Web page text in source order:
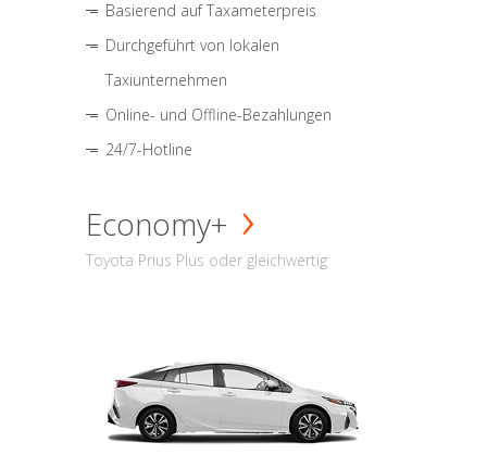
Basierend auf Taxameterpreis
Durchgeführt von lokalen
Taxiunternehmen
Online- und Offline-Bezahlungen
24/7-Hotline
Economy+
Toyota Prius Plus oder gleichwertig